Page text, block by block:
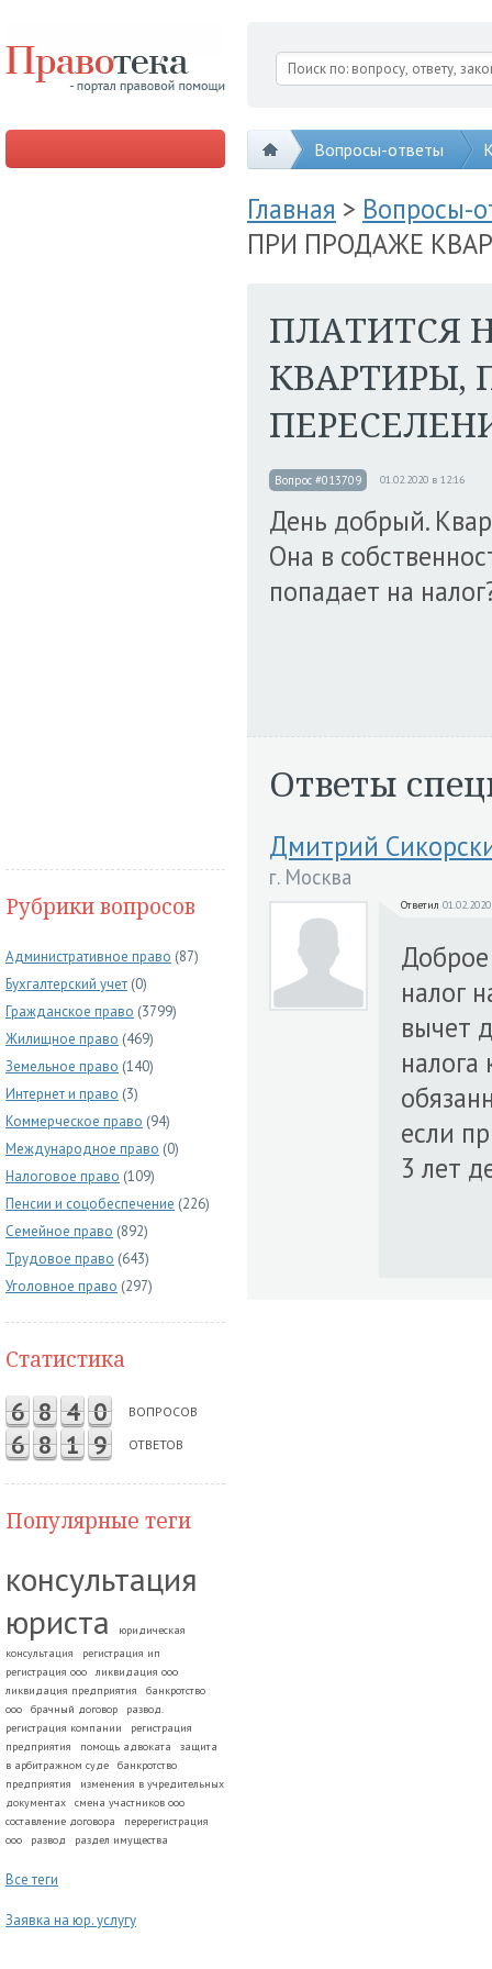
Вопросы-ответы
Рубрики вопросов
Административное право (87)
Бухгалтерский учет (0)
Гражданское право (3799)
Жилищное право (469)
Земельное право (140)
Интернет и право (3)
Коммерческое право (94)
Международное право (0)
Налоговое право (109)
Пенсии и соцобеспечение (226)
Семейное право (892)
Трудовое право (643)
Уголовное право (297)
Статистика
6 8 4 0 ВОПРОСОВ
6 8 1 9 ОТВЕТОВ
Популярные теги
консультация
юриста
юридическая
консультация
регистрация ип
регистрация ооо
ликвидация ооо
ликвидация предприятия
банкротство
ооо
брачный договор
развод.
регистрация компании
регистрация
предприятия
помощь адвоката
защита
в арбитражном суде
банкротство
предприятия
изменения в учредительных
документах
смена участников ооо
составление договора
перерегистрация
ооо
развод раздел имущества
Все теги
Заявка на юр. услугу
Главная > Вопросы-
ПРИ ПРОДАЖЕ
ПЛАТИТСЯ
КВАРТИРЫ,
Вопрос #013709 01.02.2020 в 12:16
День добрый.
Она в
попадает на
Ответы
Дмитрий
г. Москва
Ответил
налог
вычет
налога
если
3 лет